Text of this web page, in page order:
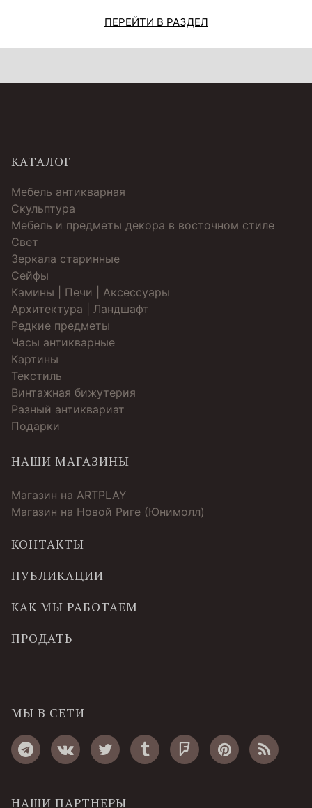
ПЕРЕЙТИ В РАЗДЕЛ
КАТАЛОГ
Мебель антикварная
Скульптура
Мебель и предметы декора в восточном стиле
Свет
Зеркала старинные
Cейфы
Камины | Печи | Аксессуары
Архитектура | Ландшафт
Редкие предметы
Часы антикварные
Картины
Текстиль
Винтажная бижутерия
Разный антиквариат
Подарки
НАШИ МАГАЗИНЫ
Магазин на ARTPLAY
Магазин на Новой Риге (Юнимолл)
КОНТАКТЫ
ПУБЛИКАЦИИ
КАК МЫ РАБОТАЕМ
ПРОДАТЬ
МЫ В СЕТИ
НАШИ ПАРТНЕРЫ